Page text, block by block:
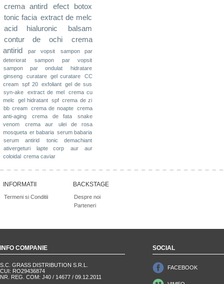
crema antird
efect botox
tonic facia extract de melc
acid hialuronic
balsam
contur de ochi
crema
antirid
par vopsit
sampon par
deteriorat
sampon par vopsit
sampon par ondulat
hidratare
ginseng
curatare gel curatare
CC
cream spf 20 exfoliant gel de sus
syn-ake
extract de mel
crema cu
melc
gel hidratant spf crema de zi
bb cream crema de noapte crema
anti-aging
crema de fata
snake
venom
crema aur
ulei de rosa
mosqueta er babaria serum babaria
serum antirid
tonic demachiant
ativergeturi
lapte corp aur
aur
coloidal crema caviar
INFORMATII
Termeni si Conditii
BACKSTAGE
Despre noi
Parteneri
INFO COMPANIE
S.C. GRASS DISTRIBUTION S.R.L.
CUI: RO29436874
NR. REG. COM: J40 / 14677 / 09.12.2011
SOCIAL
FACEBOOK